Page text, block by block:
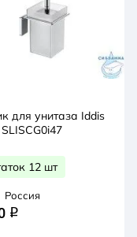
для унитаза Iddis
12 шт
Россия
q